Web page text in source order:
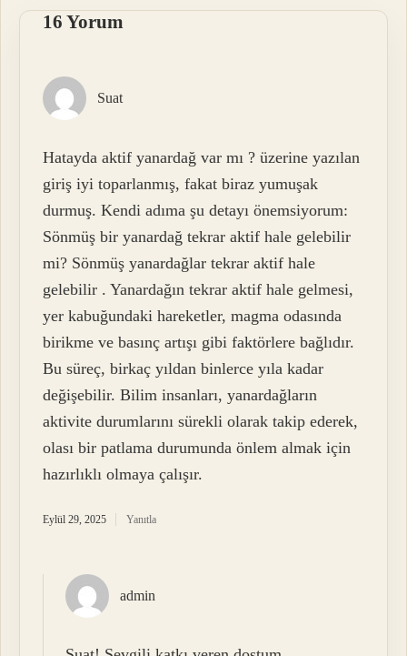
16 Yorum
Suat
Hatayda aktif yanardağ var mı ? üzerine yazılan
giriş iyi toparlanmış, fakat biraz yumuşak
durmuş. Kendi adıma şu detayı önemsiyorum:
Sönmüş bir yanardağ tekrar aktif hale gelebilir
mi? Sönmüş yanardağlar tekrar aktif hale
gelebilir . Yanardağın tekrar aktif hale gelmesi,
yer kabuğundaki hareketler, magma odasında
birikme ve basınç artışı gibi faktörlere bağlıdır.
Bu süreç, birkaç yıldan binlerce yıla kadar
değişebilir. Bilim insanları, yanardağların
aktivite durumlarını sürekli olarak takip ederek,
olası bir patlama durumunda önlem almak için
hazırlıklı olmaya çalışır.
Eylül 29, 2025 Yanıtla
admin